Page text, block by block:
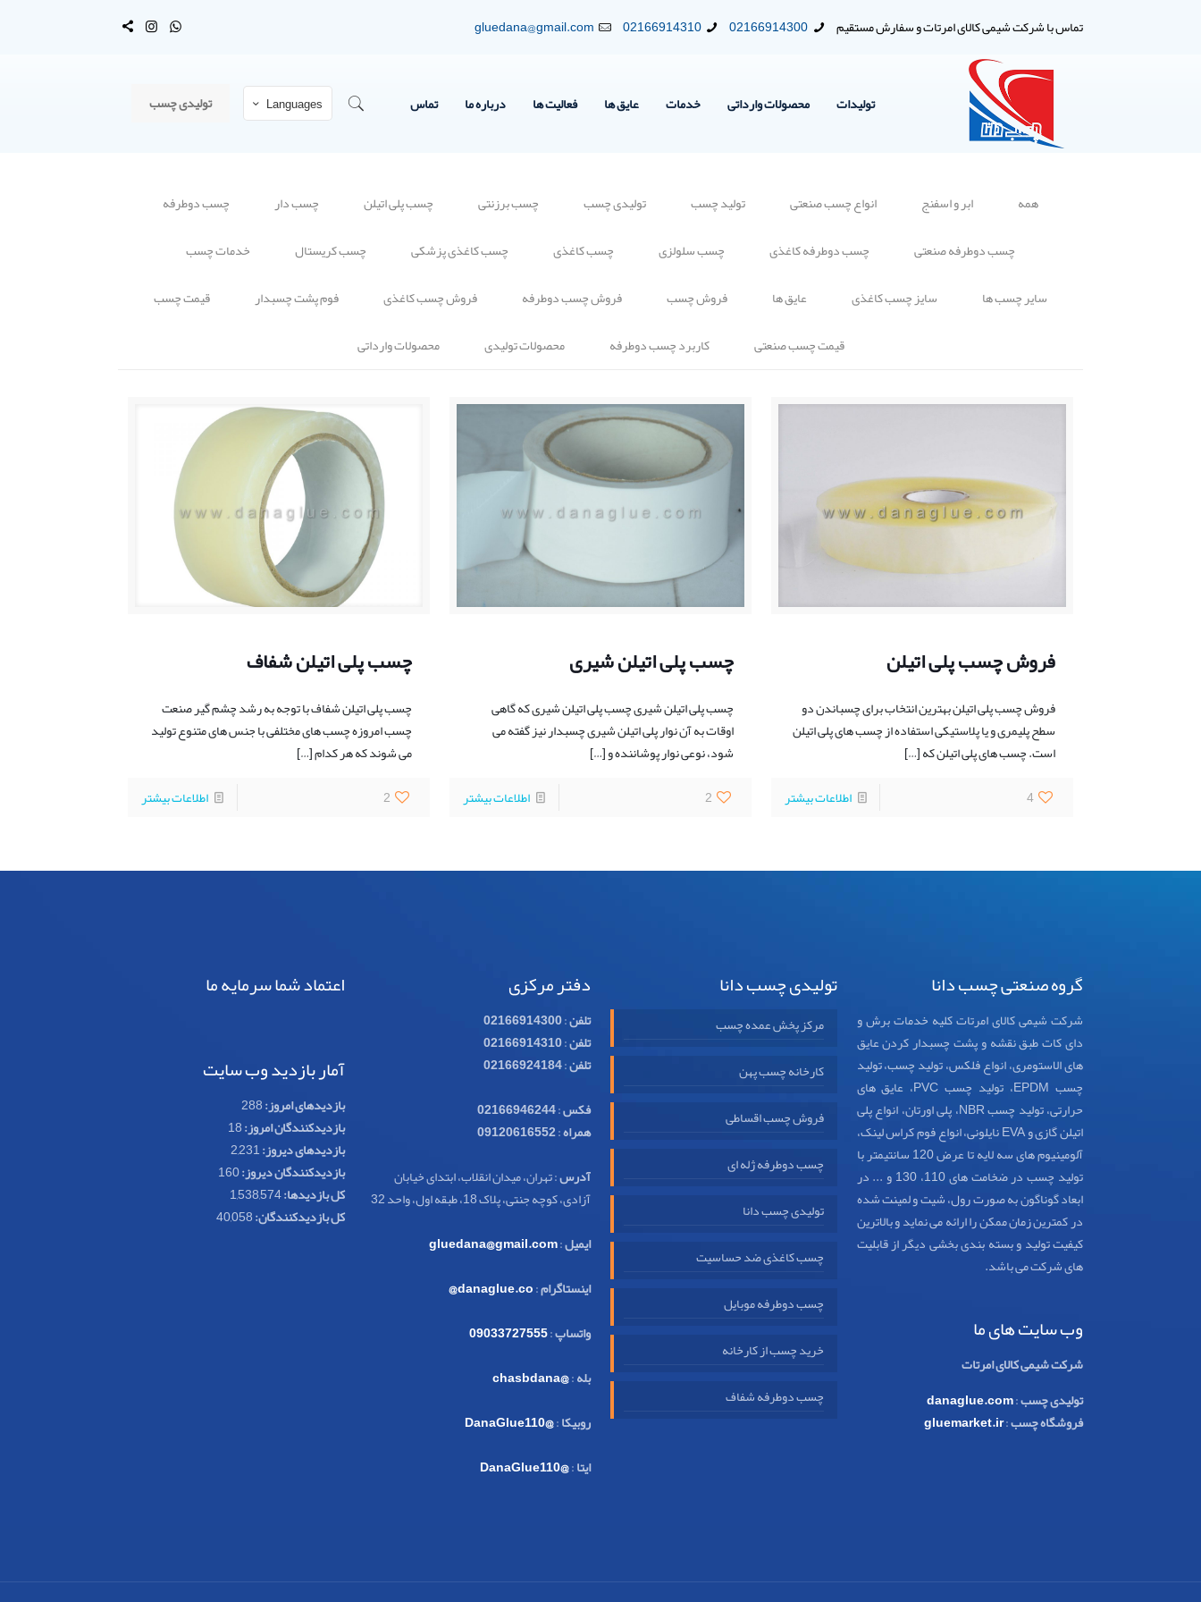
تماس با شرکت شیمی کالای امرتات و سفارش مستقیم 02166914300
02166914310
gluedana@gmail.com
تولیدات محصولات وارداتی خدمات عایق ها فعالیت ها درباره ما تماس Languages تولیدی چسب
همه ابر و اسفنج انواع چسب صنعتی تولید چسب تولیدی چسب چسب برزنتی چسب پلی اتیلن چسب دار
چسب دوطرفه
چسب دوطرفه صنعتی
چسب دوطرفه کاغذی چسب سلولزی چسب کاغذی چسب کاغذی پزشکی چسب کریستال
خدمات چسب
سایر چسب ها
سایز چسب کاغذی عایق ها فروش چسب فروش چسب دوطرفه فروش چسب کاغذی فوم پشت چسبدار
قیمت چسب
قیمت چسب صنعتی
کاربرد چسب دوطرفه محصولات تولیدی محصولات وارداتی
فروش چسب پلی اتیلن
فروش چسب پلی اتیلن بهترین انتخاب برای چسباندن دو
سطح پلیمری و یا پلاستیکی استفاده از چسب های پلی اتیلن
است. چسب های پلی اتیلن که[…]
4
اطلاعات بیشتر
چسب پلی اتیلن شیری
چسب پلی اتیلن شیری چسب پلی اتیلن شیری که گاهی
اوقات به آن نوار پلی اتیلن شیری چسبدار نیز گفته می
شود، نوعی نوار پوشاننده و[…]
2
اطلاعات بیشتر
چسب پلی اتیلن شفاف
چسب پلی اتیلن شفاف با توجه به رشد چشم گیر صنعت
چسب امروزه چسب های مختلفی با جنس های متنوع تولید
می شوند که هر کدام[…]
2
اطلاعات بیشتر
گروه صنعتی چسب دانا
شرکت شیمی کالای امرتات کلیه خدمات برش و
دای کات طبق نقشه و پشت چسبدار کردن عایق
های الاستومری، انواع فلکس، تولید چسب، تولید
چسب EPDM، تولید چسب PVC، عایق های
حرارتی، تولید چسب NBR، پلی اورتان، انواع پلی
اتیلن گازی و EVA نایلونی، انواع فوم کراس لینک،
آلومینیوم های سه لایه تا عرض 120 سانتیمتر با
تولید چسب در ضخامت های 110، 130 و ... در
ابعاد گوناگون به صورت رول، شیت و لمینت شده
در کمترین زمان ممکن را ارائه می نماید و بالاترین
کیفیت تولید و بسته بندی بخشی دیگر از قابلیت
های شرکت می باشد.
وب سایت های ما
شرکت شیمی کالای امرتات
تولیدی چسب:
danaglue.com
فروشگاه چسب:
gluemarket.ir
تولیدی چسب دانا
مرکز پخش عمده چسب
کارخانه چسب پهن
فروش چسب اقساطی
چسب دوطرفه ژله ای
تولیدی چسب دانا
چسب کاغذی ضد حساسیت
چسب دوطرفه موبایل
خرید چسب از کارخانه
چسب دوطرفه شفاف
دفتر مرکزی
تلفن:
02166914300
تلفن:
02166914310
تلفن:
02166924184
فکس:
02166946244
همراه:
09120616552
آدرس: تهران، میدان انقلاب، ابتدای خیابان
آزادی، کوچه جنتی، پلاک 18، طبقه اول، واحد 32
ایمیل:
gluedana@gmail.com
اینستاگرام:
danaglue.co@
واتساپ:
09033727555
بله:
@chasbdana
روبیکا:
@DanaGlue110
ایتا:
@DanaGlue110
اعتماد شما سرمایه ما
آمار بازدید وب سایت
بازدیدهای امروز:288
بازدیدکنندگان امروز:18
بازدیدهای دیروز:2,231
بازدیدکنندگان دیروز:160
کل بازدیدها:1,538,574
کل بازدیدکنند‌گان:40,058